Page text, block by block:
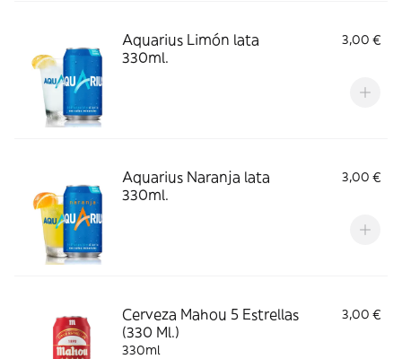
Aquarius Limón lata
330ml.
3,00 €
Aquarius Naranja lata
330ml.
3,00 €
Cerveza Mahou 5 Estrellas
(330 Ml.)
3,00 €
330ml